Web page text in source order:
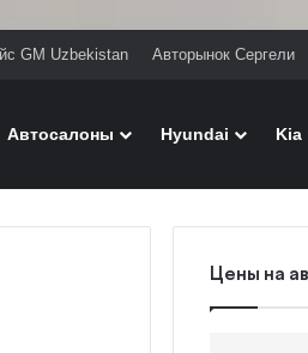
GM Uzbekistan Авторынок Сергели
Автосалоны Hyundai Kia
Цены на